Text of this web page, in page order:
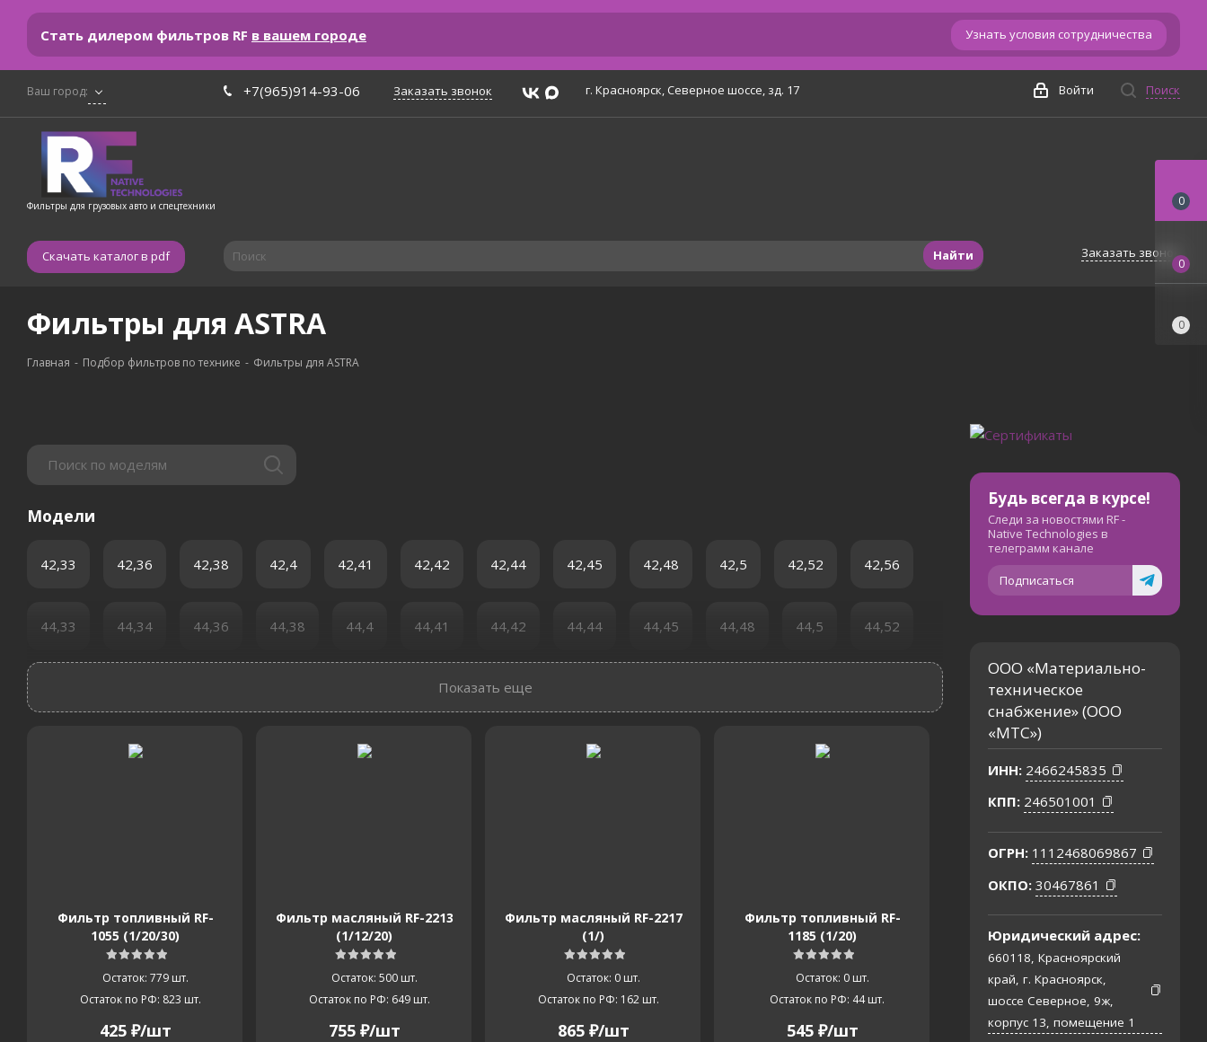
Стать дилером фильтров RF в вашем городе Узнать условия сотрудничества
Ваш город: +7(965)914-93-06 Заказать звонок г. Красноярск, Северное шоссе, зд. 17 Поиск
Войти
Фильтры для грузовых авто и спецтехники
Скачать каталог в pdf Найти Заказать звонок
Фильтры для ASTRA
Главная - Подбор фильтров по технике - Фильтры для ASTRA
Модели
42,33 42,36 42,38 42,4 42,41 42,42 42,44 42,45 42,48 42,5 42,52 42,56
44,33 44,34 44,36 44,38 44,4 44,41 44,42 44,44 44,45 44,48 44,5 44,52
64,41 64,42
64,54 66,38 66,42 66,48
88,44 88,5 88,56
Показать еще
Фильтр топливный RF-
1055 (1/20/30)
Остаток: 779 шт.
Остаток по РФ: 823 шт.
425₽/шт
Фильтр масляный RF-2213
(1/12/20)
Остаток: 500 шт.
Остаток по РФ: 649шт.
755₽/шт
Фильтр масляный RF-2217
(1/)
Остаток: 0 шт.
Остаток по РФ: 162шт.
865₽/шт
Фильтр топливный RF-
1185 (1/20)
Остаток: 0 шт.
Остаток по РФ: 44шт.
545₽/шт
Будь всегда в курсе!
Следи за новостями RF -
Native Technologies в
телеграмм канале
Подписаться
ООО «Материально-
техническое
снабжение» (ООО
«МТС»)
ИНН: 2466245835
КПП: 246501001
ОГРН: 1112468069867
ОКПО: 30467861
Юридический адрес:
660118, Красноярский
край, г. Красноярск,
шоссе Северное, 9ж,
корпус 13, помещение 1
0
0
0